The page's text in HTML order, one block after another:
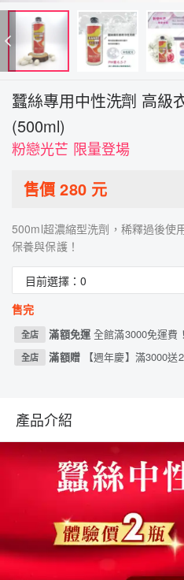
蠶絲專用中性洗劑 高級
(500ml)
粉戀光芒 限量登場
售價280元
500ml超濃縮型洗劑，稀釋過後使
保養與保護！
售完
全店 滿額免運全館滿3000免運費！
全店 滿額贈 【週年慶】滿3000
產品介紹